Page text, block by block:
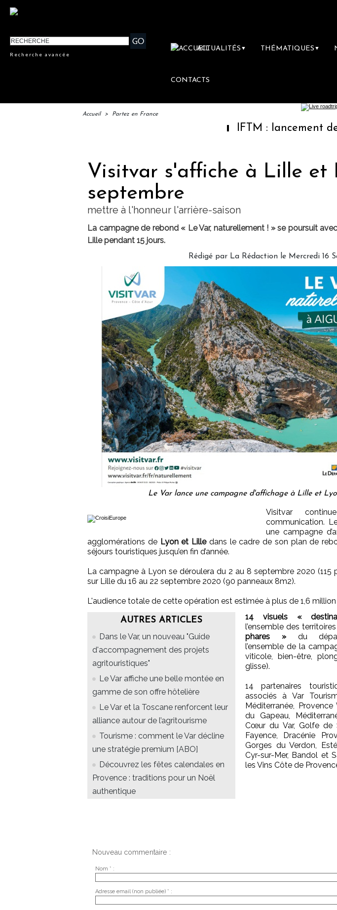
Recherche avancée
ACTUALITÉS ▼ THÉMATIQUES ▼
CONTACTS
Accueil > Partez en France
IFTM : lancement des
Visitvar s'affiche à Lille et
septembre
mettre à l'honneur l'arrière-saison
La campagne de rebond « Le Var, naturellement ! » se poursuit
Lille pendant 15 jours.
Rédigé par La Rédaction le Mercredi 16
Le Var lance une campagne d'affichage à Lille et
Visitvar
communication.
une campagne
agglomérations de Lyon et Lilledans le cadre de son plan de
séjours touristiques jusqu’en fin d’année.
La campagne à Lyon se déroulera du 2 au 8 septembre 2020 (115
sur Lille du 16 au 22 septembre 2020 (90 panneaux 8m2).
L'audience totale de cette opération est estimée à plus de 1,6
AUTRES ARTICLES
Dans le Var, un nouveau "Guide
d'accompagnement des projets
agritouristiques"
Le Var affiche une belle montée en
gamme de son offre hôtelière
Le Var et la Toscane renforcent leur
alliance autour de l’agritourisme
Tourisme : comment le Var décline
une stratégie premium [ABO]
Découvrez les fêtes calendales en
Provence : traditions pour un Noël
authentique
14 visuels «
l’ensemble des
phares »du
l’ensemble de la
viticole, bien-être,
glisse).
14 partenaires
associés à Var
Méditerranée,
du Gapeau,
Cœur du Var, Golfe de
Fayence, Dracénie
Gorges du Verdon,
Cyr-sur-Mer, Bandol et
les Vins Côte de
Nouveau commentaire :
Nom * :
Adresse email (non publiée) * :